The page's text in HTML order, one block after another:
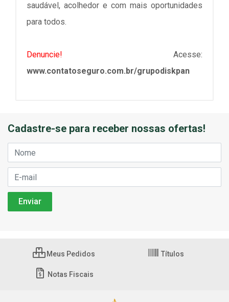
saudável, acolhedor e com mais oportunidades
para todos.
Denuncie! Acesse:
www.contatoseguro.com.br/grupodiskpan
Cadastre-se para receber nossas ofertas!
Meus Pedidos Títulos
Notas Fiscais